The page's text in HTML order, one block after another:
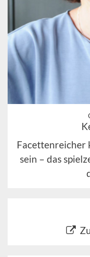
Facettenreicher
sein – das